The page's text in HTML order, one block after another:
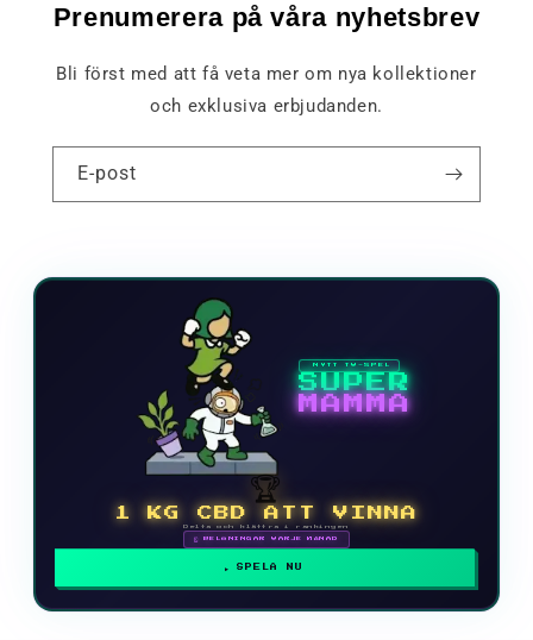
Prenumerera på våra nyhetsbrev
Bli först med att få veta mer om nya kollektioner
och exklusiva erbjudanden.
E-post
NYTT TV-SPEL
SUPER
MAMMA
🏆
1 KG CBD ATT VINNA
Delta och klättra i rankingen
🗓 BELÖNINGAR VARJE MÅNAD
SPELA NU